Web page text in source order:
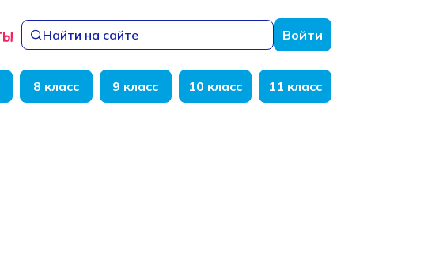
Найти на сайте Войти
8 класс 9 класс 10 класс 11 класс